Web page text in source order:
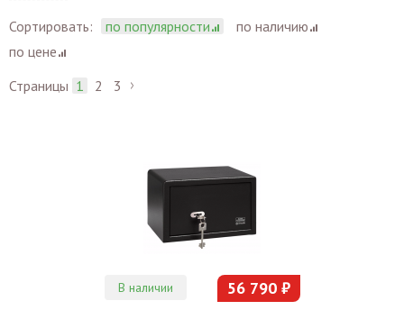
Сортировать: по популярности
по наличию
по цене
Страницы 1 2 3
В наличии 56 790 ₽